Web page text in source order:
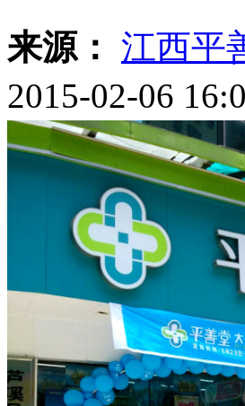
来源： 江西平
2015-02-06